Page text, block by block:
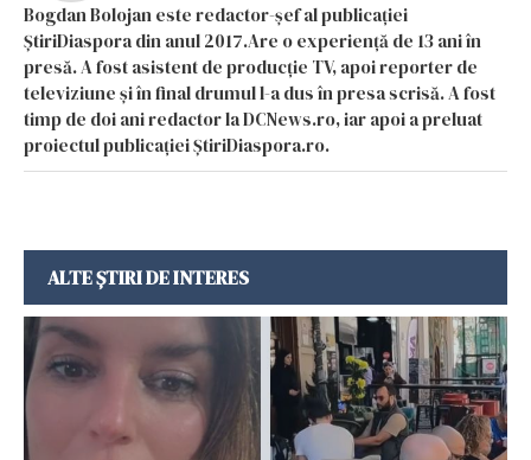
Bogdan Bolojan este redactor-șef al publicației
ȘtiriDiaspora din anul 2017.Are o experiență de 13 ani în
presă. A fost asistent de producție TV, apoi reporter de
televiziune și în final drumul l-a dus în presa scrisă. A fost
timp de doi ani redactor la DCNews.ro, iar apoi a preluat
proiectul publicației ȘtiriDiaspora.ro.
ALTE ȘTIRI DE INTERES